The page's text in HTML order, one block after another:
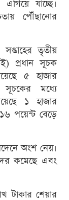
যাচ্ছে।
পৌঁছানোর
তৃতীয়
প্রধান সূচক
৫ হাজার
মধ্যে
১ হাজার
পয়েন্ট বেড়ে
অংশ নেয়।
কমেছে এবং
টাকার শেয়ার